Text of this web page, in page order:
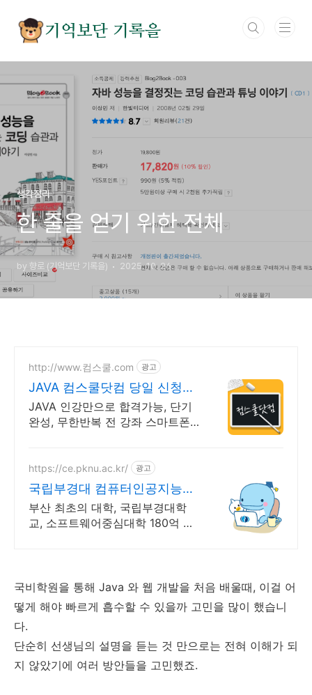
기억보단 기록을
생각정리
한 줄을 얻기 위한 전체
by 향로 (기억보단 기록을) 2025. 10. 26.
http://www.컴스쿨.com 광고
JAVA 컴스쿨닷컴 당일 신청&
결제시 기프티콘!
JAVA 인강만으로 합격가능, 단기
완성, 무한반복 전 강좌 스마트폰
https://ce.pknu.ac.kr/ 광고
국립부경대 컴퓨터인공지능학
부
부산 최초의 대학, 국립부경대학
교, 소프트웨어중심대학 180억 선
국비학원을 통해 Java 와 웹 개발을 처음 배울때, 이걸 어
떻게 해야 빠르게 흡수할 수 있을까 고민을 많이 했습니
다.
단순히 선생님의 설명을 듣는 것 만으로는 전혀 이해가 되
지 않았기에 여러 방안들을 고민했죠.